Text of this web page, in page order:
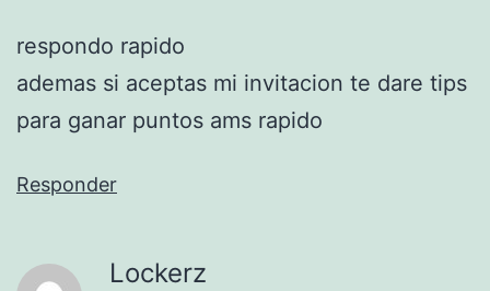
respondo rapido
ademas si aceptas mi invitacion te dare tips
para ganar puntos ams rapido
Responder
Lockerz